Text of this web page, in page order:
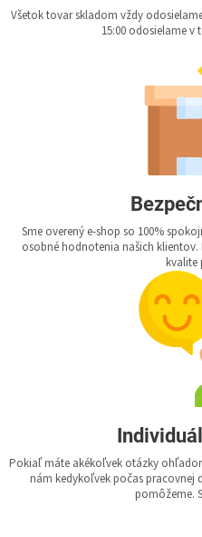
Všetok tovar skladom vždy
15:00 odosielame v
Sme overený e-shop so 100%
osobné hodnotenia našich klientov.
kvalite
Pokiaľ máte akékoľvek otázky
nám kedykoľvek počas pracovnej
pomôžeme.